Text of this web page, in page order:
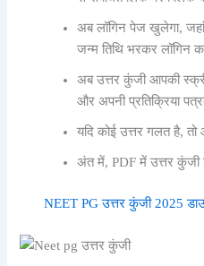
अब लॉगिन पेज खुलेगा,
जन्म तिथि भरकर लॉगिन
अब उत्तर कुंजी आपकी
और अपनी प्रतिक्रिया
यदि कोई उत्तर गलत है,
अंत में, PDF में उत्तर
NEET PG उत्तर कुंजी 2025